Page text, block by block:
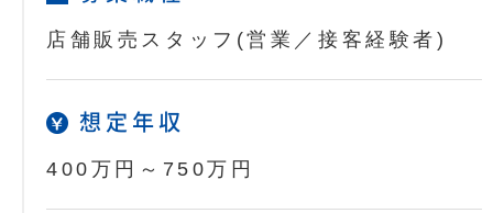
店舗販売スタッフ(営業／接客経験者)
想定年収
400万円～750万円